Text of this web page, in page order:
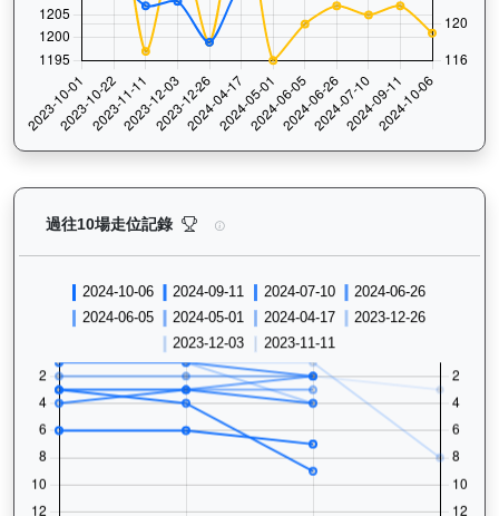
過往10場走位記錄 嘉應喝彩（H369）— 過往走位記錄